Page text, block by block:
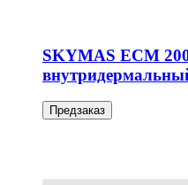
SKYMAS ECM
Предзаказ